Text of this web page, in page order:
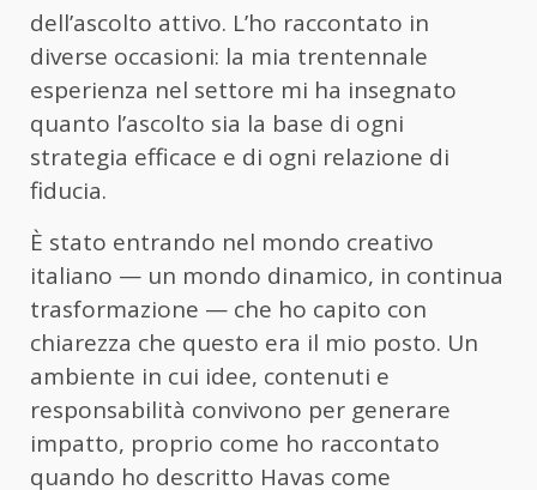
dell’ascolto attivo. L’ho raccontato in
diverse occasioni: la mia trentennale
esperienza nel settore mi ha insegnato
quanto l’ascolto sia la base di ogni
strategia efficace e di ogni relazione di
fiducia.
È stato entrando nel mondo creativo
italiano — un mondo dinamico, in continua
trasformazione — che ho capito con
chiarezza che questo era il mio posto. Un
ambiente in cui idee, contenuti e
responsabilità convivono per generare
impatto, proprio come ho raccontato
quando ho descritto Havas come